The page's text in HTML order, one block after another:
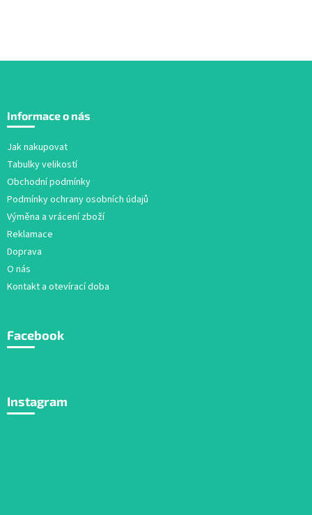
p
Informace o nás
Jak nakupovat
Tabulky velikostí
Obchodní podmínky
Podmínky ochrany osobních údajů
Výměna a vrácení zboží
Reklamace
Doprava
O nás
Kontakt a otevírací doba
Facebook
Instagram